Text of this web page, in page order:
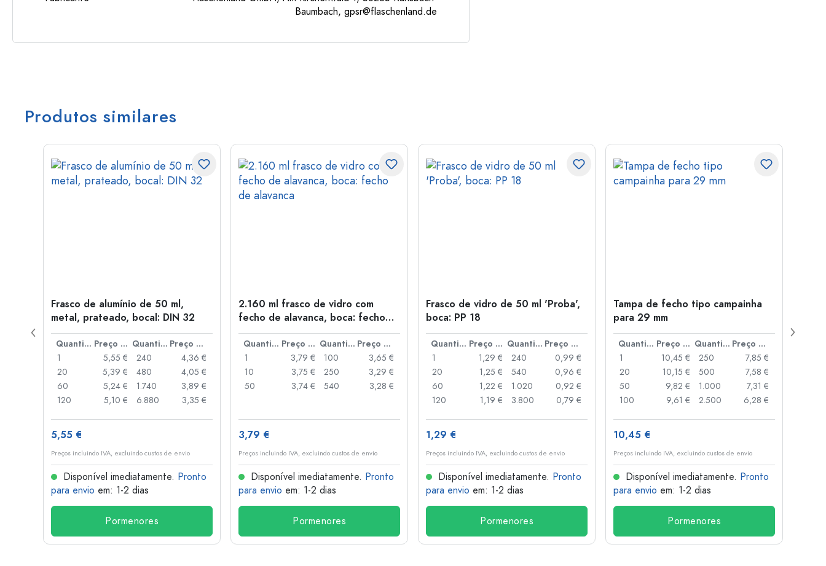
Baumbach, gpsr@flaschenland.de
Produtos similares
Frasco de alumínio de 50 ml,
metal, prateado, bocal: DIN 32
Quantidade Preço por peça Quantidade
Preço por peça
1
5,55 €
20
5,39 €
60
5,24 €
120
5,10 €
240
4,36 €
480
4,05 €
1.740
3,89 €
6.880
3,35 €
5,55 €
Preços incluindo IVA, excluindo custos de envio
Disponível imediatamente. Pronto
para envio em: 1-2 dias
Pormenores
2.160 ml frasco de vidro com
fecho de alavanca, boca: fecho
de alavanca
Quantidade Preço por peça Quantidade
Preço por peça
1
3,79 €
10
3,75 €
50
3,74 €
100
3,65 €
250
3,29 €
540
3,28 €
3,79 €
Preços incluindo IVA, excluindo custos de envio
Disponível imediatamente. Pronto
para envio em: 1-2 dias
Pormenores
Frasco de vidro de 50 ml 'Proba',
boca: PP 18
Quantidade Preço por peça Quantidade
Preço por peça
1
1,29 €
20
1,25 €
60
1,22 €
120
1,19 €
240
0,99 €
540
0,96 €
1.020
0,92 €
3.800
0,79 €
1,29 €
Preços incluindo IVA, excluindo custos de envio
Disponível imediatamente. Pronto
para envio em: 1-2 dias
Pormenores
Tampa de fecho tipo campainha
para 29 mm
Quantidade Preço por peça Quantidade
Preço por peça
1
10,45 €
20
10,15 €
50
9,82 €
100
9,61 €
250
7,85 €
500
7,58 €
1.000
7,31 €
2.500
6,28 €
10,45 €
Preços incluindo IVA, excluindo custos de envio
Disponível imediatamente. Pronto
para envio em: 1-2 dias
Pormenores